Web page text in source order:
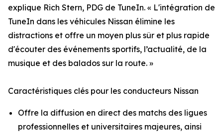
explique Rich Stern, PDG de TuneIn. « L'intégration de
TuneIn dans les véhicules Nissan élimine les
distractions et offre un moyen plus sûr et plus rapide
d'écouter des événements sportifs, l’actualité, de la
musique et des balados sur la route. »
Caractéristiques clés pour les conducteurs Nissan
Offre la diffusion en direct des matchs des ligues
professionnelles et universitaires majeures, ainsi